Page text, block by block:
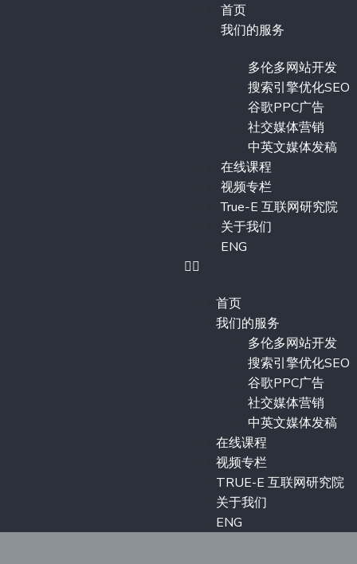
首页
我们的服务
多伦多网站开发
搜索引擎优化SEO
谷歌PPC广告
社交媒体营销
中英文媒体发稿
在线课程
视频专栏
True-E 互联网研究院
关于我们
ENG
首页
我们的服务
多伦多网站开发
搜索引擎优化SEO
谷歌PPC广告
社交媒体营销
中英文媒体发稿
在线课程
视频专栏
TRUE-E 互联网研究院
关于我们
ENG